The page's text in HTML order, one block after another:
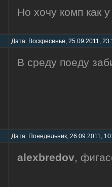
Но хочу комп как
Дата: Воскресенье, 25.09.2011,
В среду поеду
Дата: Понедельник, 26.09.2011,
alexbredov,